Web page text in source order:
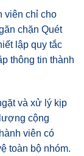
viên chỉ cho
chặn Quét
lập quy tắc
thông tin thành
và xử lý kịp
cộng
viên có
toàn bộ nhóm.